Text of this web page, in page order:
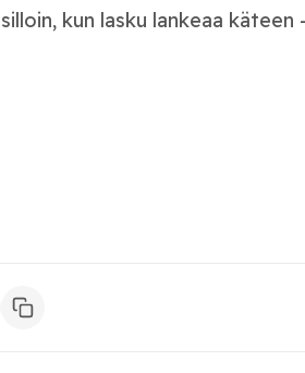
kun lasku lankeaa käteen